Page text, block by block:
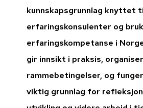
MIN SIDE
SØK
kunnskapsgrunnlag knyttet
erfaringskonsulenter og
erfaringskompetanse i
gir innsikt i praksis,
rammebetingelser, og
viktig grunnlag for